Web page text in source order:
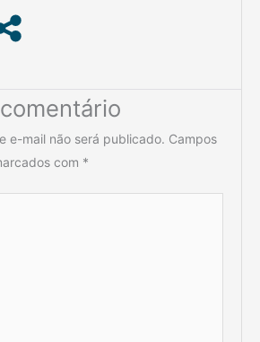
e-mail não será publicado. Campos
com *